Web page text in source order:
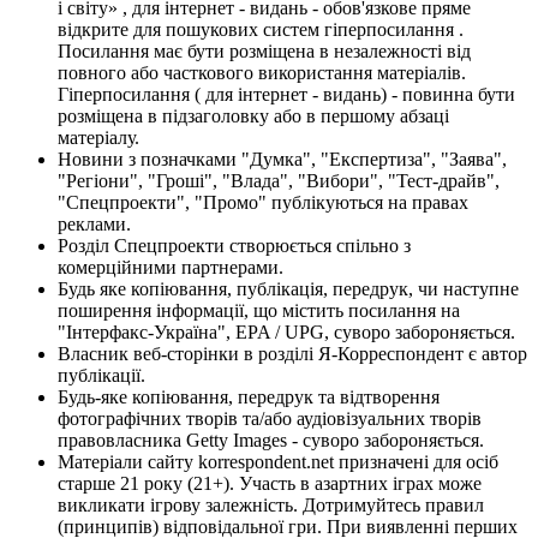
і світу» , для інтернет - видань - обов'язкове пряме
відкрите для пошукових систем гіперпосилання .
Посилання має бути розміщена в незалежності від
повного або часткового використання матеріалів.
Гіперпосилання ( для інтернет - видань) - повинна бути
розміщена в підзаголовку або в першому абзаці
матеріалу.
Новини з позначками "Думка", "Експертиза", "Заява",
"Регіони", "Гроші", "Влада", "Вибори", "Тест-драйв",
"Спецпроекти", "Промо" публікуються на правах
реклами.
Розділ Спецпроекти створюється спільно з
комерційними партнерами.
Будь яке копіювання, публікація, передрук, чи наступне
поширення інформації, що містить посилання на
"Інтерфакс-Україна", EPA / UPG, суворо забороняється.
Власник веб-сторінки в розділі Я-Корреспондент є автор
публікації.
Будь-яке копіювання, передрук та відтворення
фотографічних творів та/або аудіовізуальних творів
правовласника Getty Images - суворо забороняється.
Матеріали сайту korrespondent.net призначені для осіб
старше 21 року (21+). Участь в азартних іграх може
викликати ігрову залежність. Дотримуйтесь правил
(принципів) відповідальної гри. При виявленні перших